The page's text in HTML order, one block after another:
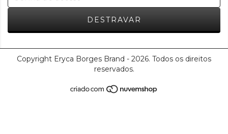
Copyright Eryca Borges Brand - 2026. Todos os direitos
reservados.